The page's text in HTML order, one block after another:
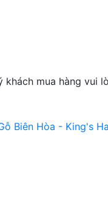
mua hàng vui